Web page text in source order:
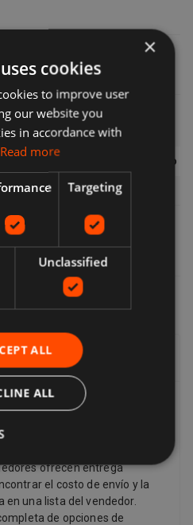
Mostrar todo
variedad de opciones de
ofrecen entrega
el costo de envío y la
una lista del vendedor.
de opciones de
×
cookies
to improve user
our website you
in accordance with
Read more
Targeting
Unclassified
ALL
ALL